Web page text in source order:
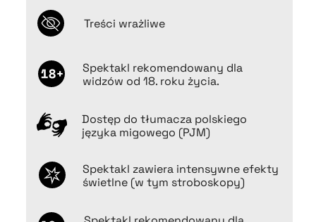
Treści wrażliwe
Spektakl rekomendowany dla
widzów od 18. roku życia.
Dostęp do tłumacza polskiego
języka migowego (PJM)
Spektakl zawiera intensywne efekty
świetlne (w tym stroboskopy)